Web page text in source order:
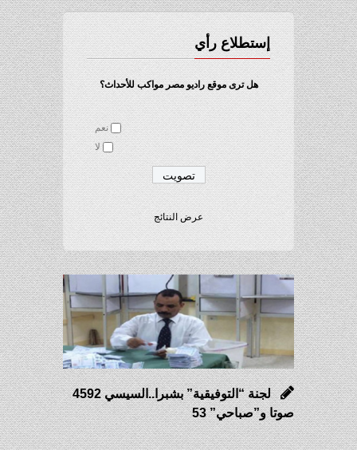
إستطلاع رأي
هل ترى موقع راديو مصر مواكب للأحداث؟
نعم
لا
عرض النتائج
لجنة “التوفيقية” بشبرا..السيسي 4592
صوتا و”صباحي” 53